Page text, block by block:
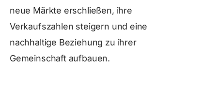
neue Märkte erschließen, ihre
Verkaufszahlen steigern und eine
nachhaltige Beziehung zu ihrer
Gemeinschaft aufbauen.